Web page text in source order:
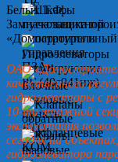
Белых Т.Ф.
Замначальника
ОАО
качественного
гидроэлеваторы с
10-ти этажной
эксплуатация
сегодня на
гидроэлеватора